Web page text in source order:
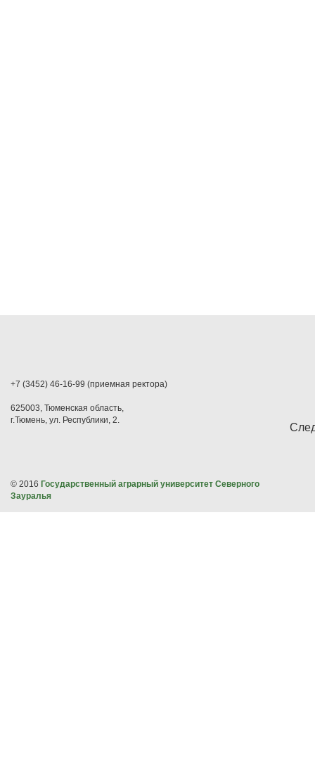
+7 (3452) 46-16-99 (приемная ректора)
625003, Тюменская область,
г.Тюмень, ул. Республики, 2.
© 2016 Государственный аграрный университет Северного
Зауралья